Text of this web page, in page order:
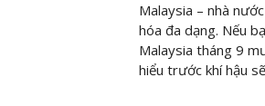
Malaysia – nhà
hóa đa dạng. Nếu
Malaysia tháng 9
hiểu trước khí hậu